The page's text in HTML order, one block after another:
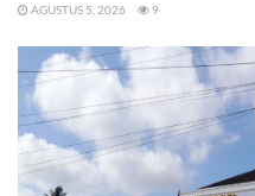
AGUSTUS 5, 2026 9